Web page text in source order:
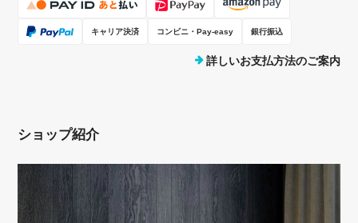
キャリア決済 コンビニ・Pay-easy 銀行振込
詳しいお支払方法のご案内
ショップ紹介